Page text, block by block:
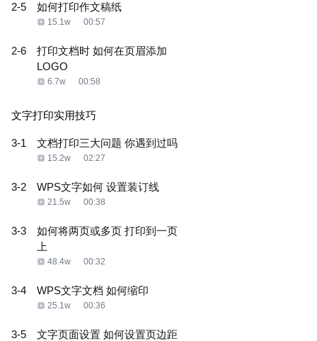
2-5 如何打印作文稿纸
15.1w 00:57
2-6
打印文档时 如何在页眉添加
LOGO
6.7w 00:58
文字打印实用技巧
3-1 文档打印三大问题 你遇到过吗
15.2w 02:27
3-2 WPS文字如何 设置装订线
21.5w 00:38
3-3
如何将两页或多页 打印到一页
上
48.4w 00:32
3-4 WPS文字文档 如何缩印
25.1w 00:36
3-5 文字页面设置 如何设置页边距